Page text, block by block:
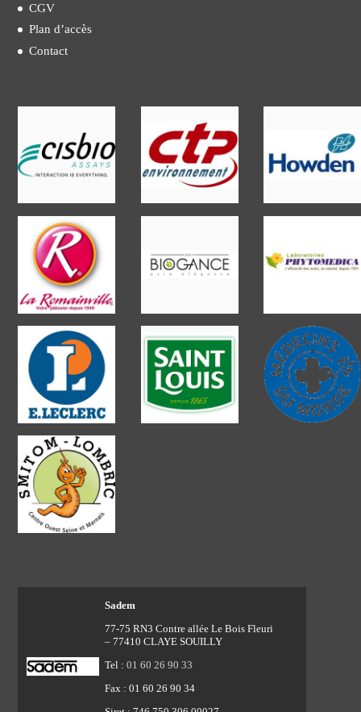
CGV
Plan d’accès
Contact
Sadem
77-75 RN3 Contre allée Le Bois Fleuri
– 77410 CLAYE SOUILLY
Tel : 01 60 26 90 33
Fax : 01 60 26 90 34